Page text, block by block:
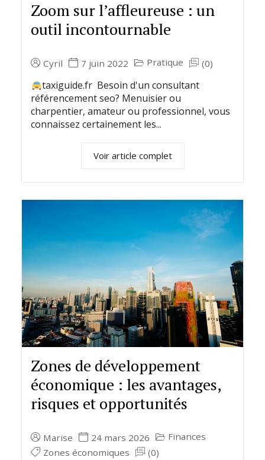
Zoom sur l’affleureuse : un
outil incontournable
Cyril 7 juin 2022 Pratique (0)
taxiguide.fr Besoin d'un consultant
référencement seo? Menuisier ou
charpentier, amateur ou professionnel, vous
connaissez certainement les...
Voir article complet
Zones de développement
économique : les avantages,
risques et opportunités
Marise 24 mars 2026
Finances
Zones économiques
(0)